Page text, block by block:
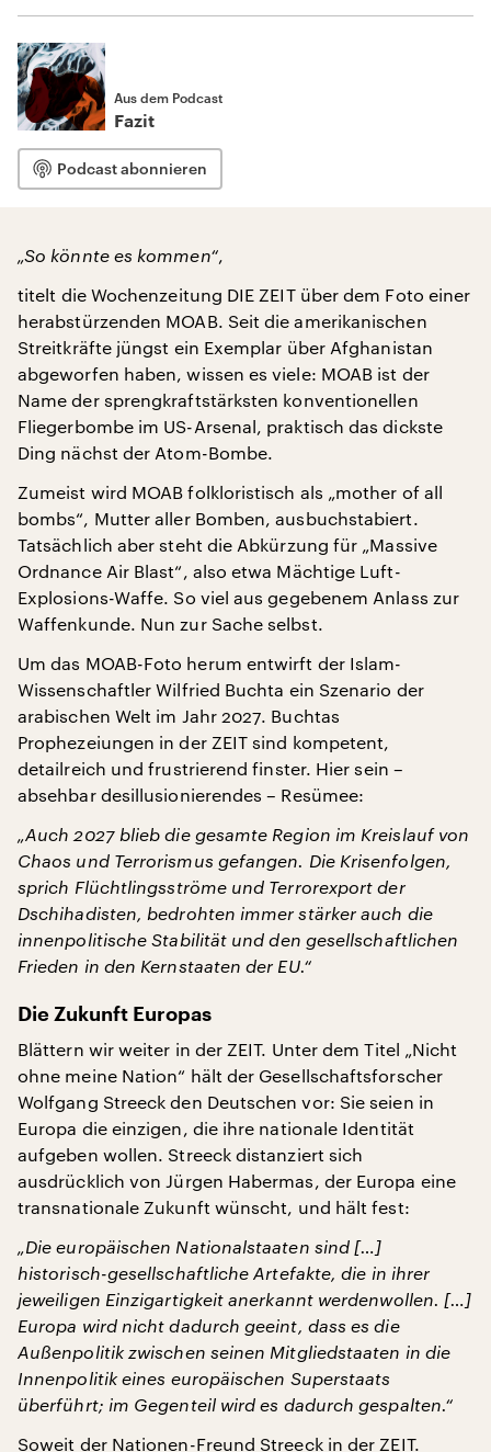
Aus dem Podcast
Fazit
Podcast abonnieren
„So könnte es kommen“,
titelt die Wochenzeitung DIE ZEIT über dem Foto einer
herabstürzenden MOAB. Seit die amerikanischen
Streitkräfte jüngst ein Exemplar über Afghanistan
abgeworfen haben, wissen es viele: MOAB ist der
Name der sprengkraftstärksten konventionellen
Fliegerbombe im US-Arsenal, praktisch das dickste
Ding nächst der Atom-Bombe.
Zumeist wird MOAB folkloristisch als „mother of all
bombs“, Mutter aller Bomben, ausbuchstabiert.
Tatsächlich aber steht die Abkürzung für „Massive
Ordnance Air Blast“, also etwa Mächtige Luft-
Explosions-Waffe. So viel aus gegebenem Anlass zur
Waffenkunde. Nun zur Sache selbst.
Um das MOAB-Foto herum entwirft der Islam-
Wissenschaftler Wilfried Buchta ein Szenario der
arabischen Welt im Jahr 2027. Buchtas
Prophezeiungen in der ZEIT sind kompetent,
detailreich und frustrierend finster. Hier sein –
absehbar desillusionierendes – Resümee:
„Auch 2027 blieb die gesamte Region im Kreislauf von
Chaos und Terrorismus gefangen. Die Krisenfolgen,
sprich Flüchtlingsströme und Terrorexport der
Dschihadisten, bedrohten immer stärker auch die
innenpolitische Stabilität und den gesellschaftlichen
Frieden in den Kernstaaten der EU.“
Die Zukunft Europas
Blättern wir weiter in der ZEIT. Unter dem Titel „Nicht
ohne meine Nation“ hält der Gesellschaftsforscher
Wolfgang Streeck den Deutschen vor: Sie seien in
Europa die einzigen, die ihre nationale Identität
aufgeben wollen. Streeck distanziert sich
ausdrücklich von Jürgen Habermas, der Europa eine
transnationale Zukunft wünscht, und hält fest:
„Die europäischen Nationalstaaten sind […]
historisch-gesellschaftliche Artefakte, die in ihrer
jeweiligen Einzigartigkeit anerkannt werdenwollen. […]
Europa wird nicht dadurch geeint, dass es die
Außenpolitik zwischen seinen Mitgliedstaaten in die
Innenpolitik eines europäischen Superstaats
überführt; im Gegenteil wird es dadurch gespalten.“
Soweit der Nationen-Freund Streeck in der ZEIT.